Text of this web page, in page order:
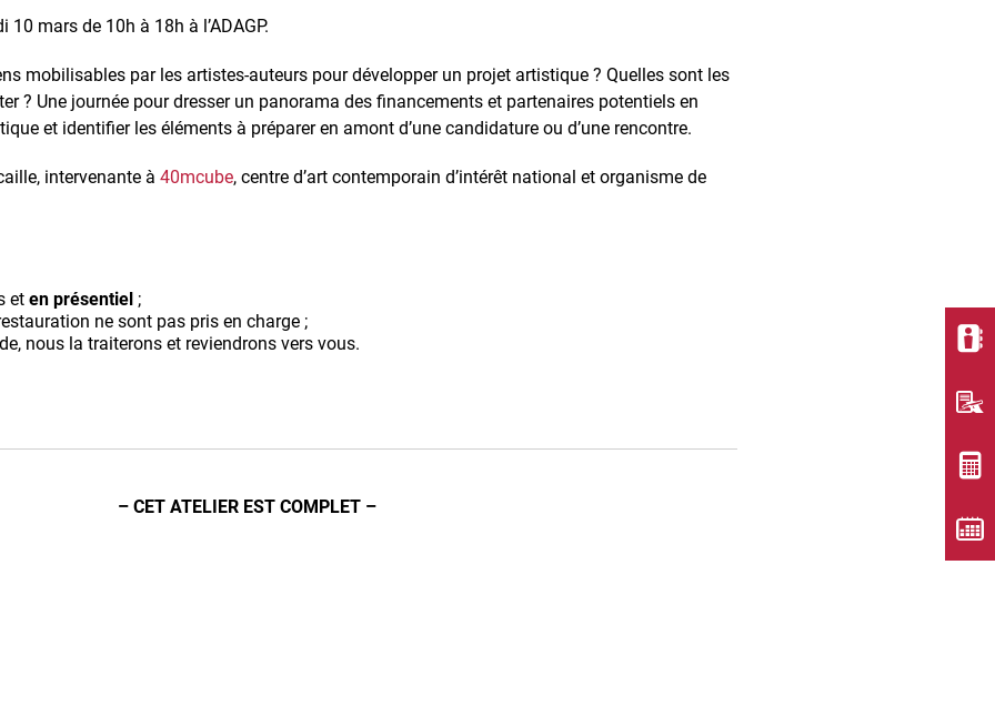
10 mars de 10h à 18h à l’ADAGP.
mobilisables par les artistes-auteurs pour développer un projet artistique ? Quelles sont les
? Une journée pour dresser un panorama des financements et partenaires potentiels en
et identifier les éléments à préparer en amont d’une candidature ou d’une rencontre.
intervenante à 40mcube, centre d’art contemporain d’intérêt national et organisme de
et en présentiel ;
ne sont pas pris en charge ;
nous la traiterons et reviendrons vers vous.
– CET ATELIER EST COMPLET –